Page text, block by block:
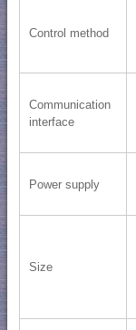
Control method
Communication
interface
Power supply
Size